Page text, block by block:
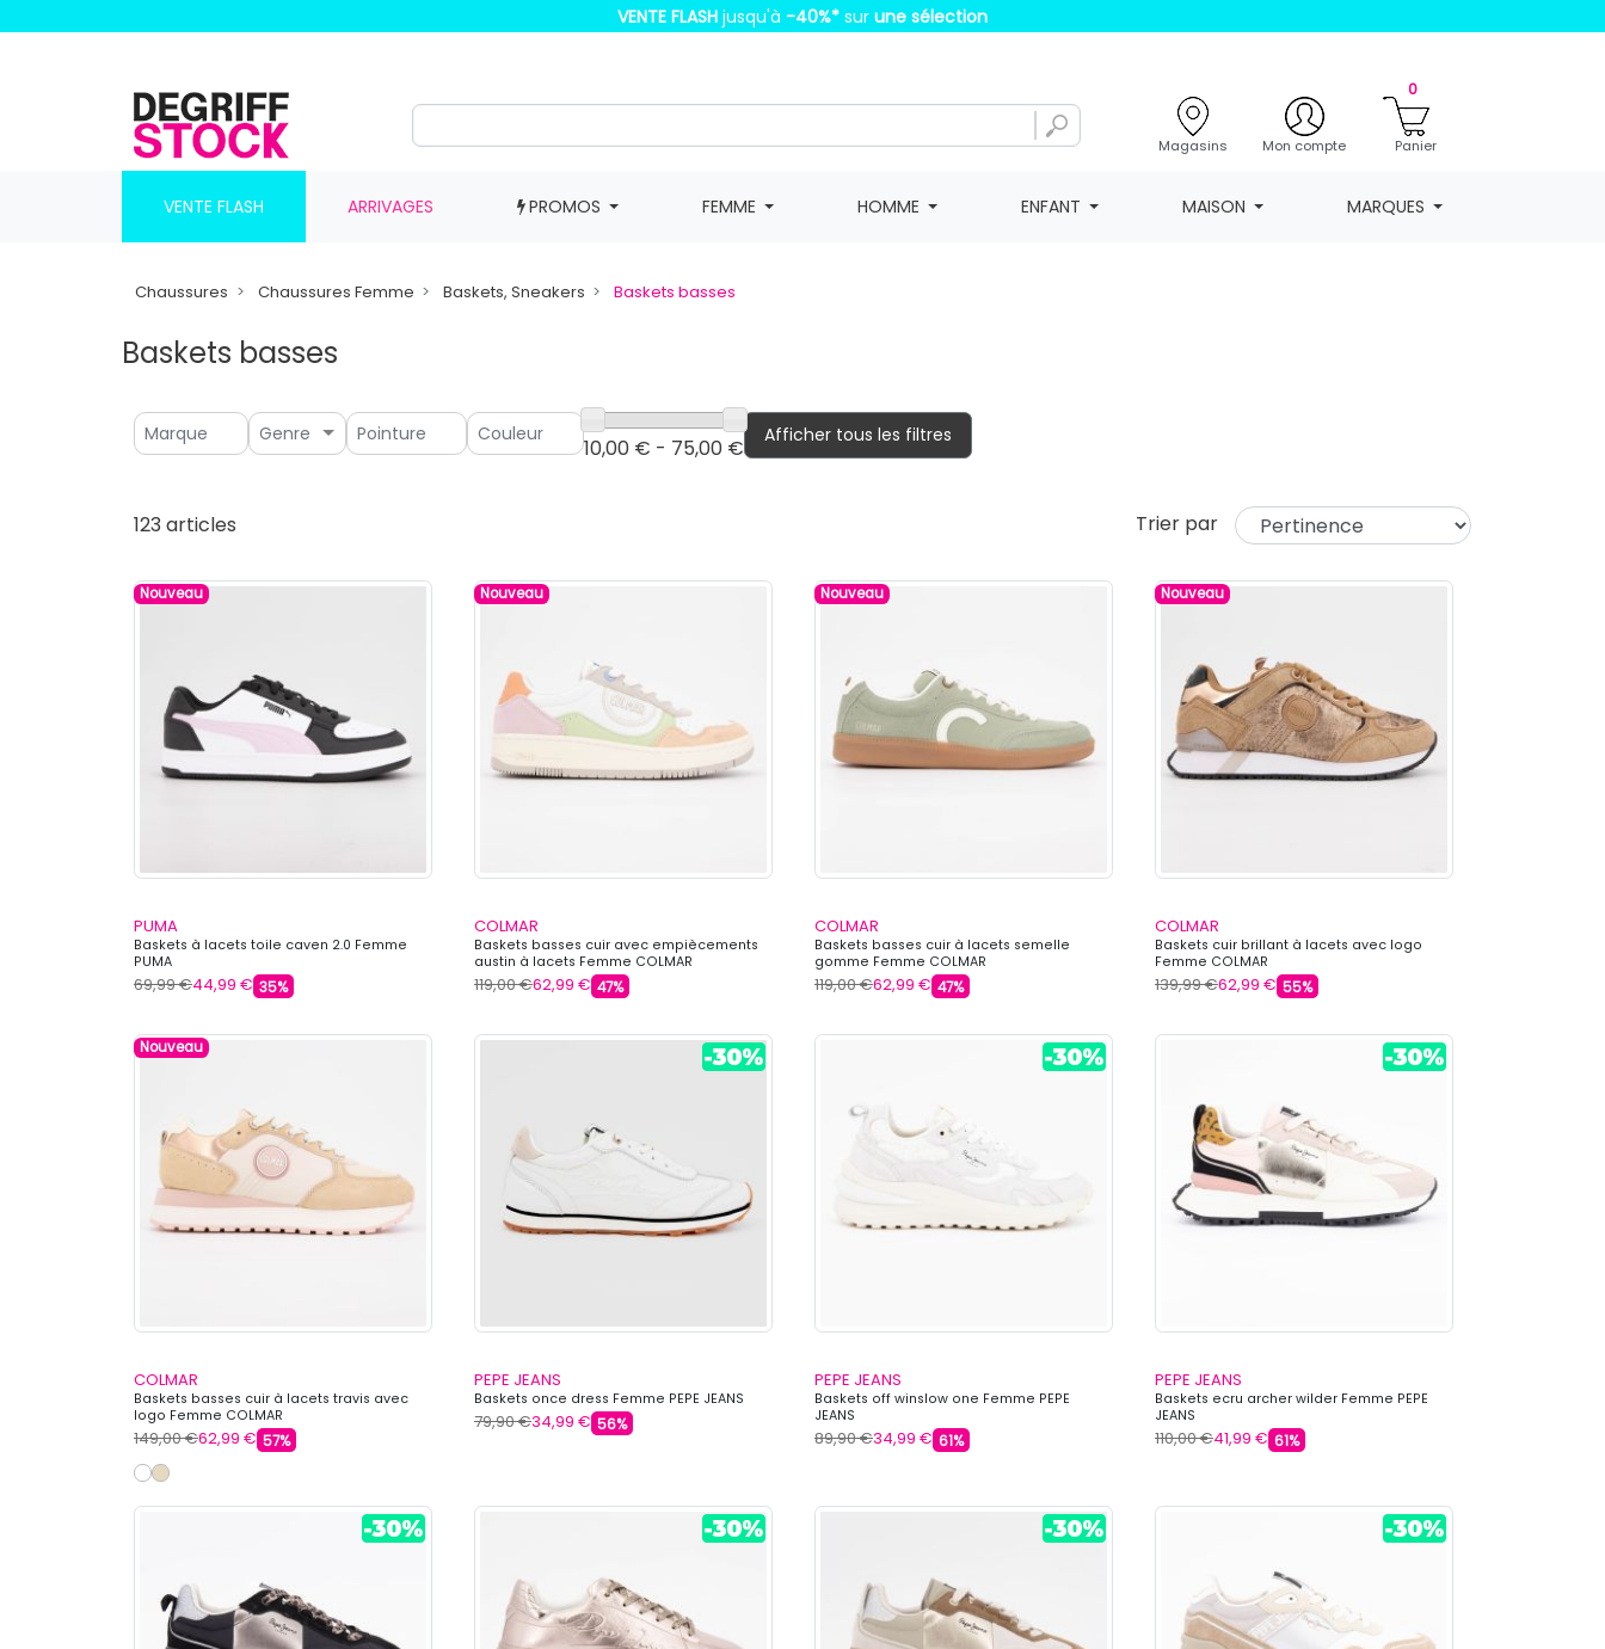
VENTE FLASH jusqu'à -40%* sur une sélection
Magasins Mon compte
0
Panier
VENTE FLASH ARRIVAGES PROMOS FEMME HOMME ENFANT MAISON MARQUES
Chaussures Chaussures Femme Baskets, Sneakers Baskets basses
Baskets basses
Genre
10,00 € - 75,00 €
Afficher tous les filtres
123 articles Trier par
Nouveau
PUMA
Baskets à lacets toile caven 2.0 Femme
PUMA
69,99 €44,99 € 35%
Nouveau
COLMAR
Baskets basses cuir avec empiècements
austin à lacets Femme COLMAR
119,00 €62,99 € 47%
Nouveau
COLMAR
Baskets basses cuir à lacets semelle
gomme Femme COLMAR
119,00 €62,99 € 47%
Nouveau
COLMAR
Baskets cuir brillant à lacets avec logo
Femme COLMAR
139,99 €62,99 € 55%
Nouveau
COLMAR
Baskets basses cuir à lacets travis avec
logo Femme COLMAR
149,00 €62,99 € 57%
PEPE JEANS
Baskets once dress Femme PEPE JEANS
79,90 €34,99 € 56%
PEPE JEANS
Baskets off winslow one Femme PEPE
JEANS
89,90 €34,99 € 61%
PEPE JEANS
Baskets ecru archer wilder Femme PEPE
JEANS
110,00 €41,99 € 61%